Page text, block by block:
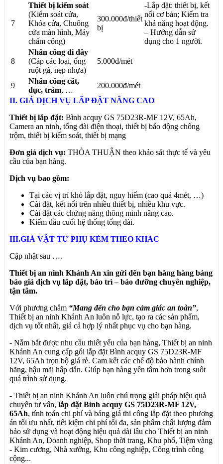
7
Thiết bị kiểm soát
(Kiểm soát cửa,
Khóa cửa, Chuông
cửa màn hình, Máy
chấm công)
300.000đ/thiết
bị
-Lắp đặt: thiết bị, kết
nối cơ bản; Kiểm tra
khả năng hoạt động.
– Hướng dẫn sử
dụng cho 1 người.
8
Nhân công đi dây
(Cáp các loại, ống
ruột gà, nẹp nhựa)
5.000đ/mét
9
Nhân công cắt,
đục, trám, …
200.000đ/mét
II. GIÁ DỊCH VỤ LẮP ĐẶT NÂNG CAO
Thiết bị lắp đặt: Bình acquy GS 75D23R-MF 12V, 65Ah,
Camera an ninh, tổng đài điện thoại, thiết bị báo động chống
trộm, thiết bị kiểm soát, thiết bị mạng
Đơn giá dịch vụ: THỎA THUẬN theo khảo sát thực tế và yêu
cầu của bạn hàng.
Dịch vụ bao gồm:
Tại các vị trí khó lắp đặt, nguy hiểm (cao quá 4mét, …)
Cài đặt, kết nối trên nhiều thiết bị, nhiều khu vực.
Cài đặt các chứng năng thông minh nâng cao.
Kiểm đầu cuối hệ thống tổng đài.
III.GIÁ VẬT TƯ PHỤ KÈM THEO KHÁC
Cập nhật sau ….
Thiết bị an ninh Khánh An xin gửi đến bạn hàng hàng bảng
báo giá dịch vụ lắp đặt, bảo trì – bảo dưỡng chuyên nghiệp,
tận tâm.
Với phương châm “Mang đến cho bạn cảm giác an toàn”,
Thiết bị an ninh Khánh An luôn nỗ lực, tạo ra các sản phẩm,
dịch vụ tốt nhất, giá cả hợp lý nhất phục vụ cho bạn hàng.
- Nắm bắt được nhu cầu thiết yếu của bạn hàng, Thiết bị an ninh
Khánh An cung cấp gói lắp đặt Bình acquy GS 75D23R-MF
12V, 65Ah trọn bộ giá rẻ. Cam kết các chế độ bảo hành chính
hãng, hậu mãi hấp dẫn. Giúp bạn hàng yên tâm hơn trong suốt
quá trình sử dụng.
- Thiết bị an ninh Khánh An luôn chú trọng giải pháp hiệu quả
chuyên tư vấn, lắp đặt Bình acquy GS 75D23R-MF 12V,
65Ah, tính toán chi phí và bảng giá thi công lắp đặt theo phương
án tối ưu nhất, tiết kiệm chi phí tối đa, sản phẩm chất lượng đảm
bảo sử dụng và hoạt động hiệu quả dài lâu cho Thiết bị an ninh
Khánh An, Doanh nghiệp, Shop thời trang, Khu phố, Tiệm vàng
- Kim cương, Nhà xưởng, Khu công nghiệp, Công trình công
cộng...